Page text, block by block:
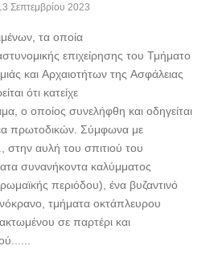
Σεπτεμβρίου 2023
τα οποία
επιχείρησης του Τμήματο
και Αρχαιοτήτων της Ασφάλειας
ότι κατείχε
ο οποίος συνελήφθη και οδηγείται
πρωτοδικών. Σύμφωνα με
αυλή του σπιτιού του
συνανήκοντα καλύμματος
περιόδου), ένα βυζαντινό
τμήματα οκτάπλευρου
σε παρτέρι και